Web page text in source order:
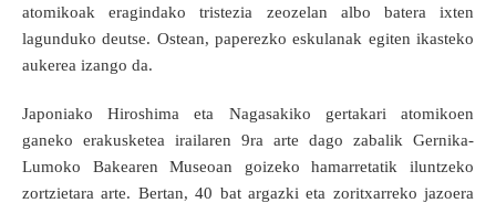
atomikoak eragindako tristezia zeozelan albo batera ixten
lagunduko deutse. Ostean, paperezko eskulanak egiten ikasteko
aukerea izango da.
Japoniako Hiroshima eta Nagasakiko gertakari atomikoen
ganeko erakusketea irailaren 9ra arte dago zabalik Gernika-
Lumoko Bakearen Museoan goizeko hamarretatik iluntzeko
zortzietara arte. Bertan, 40 bat argazki eta zoritxarreko jazoera